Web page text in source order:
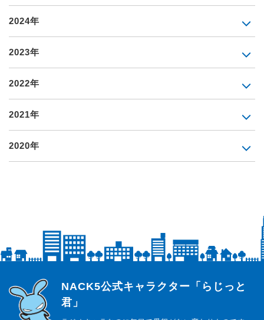
2024年
2023年
2022年
2021年
2020年
らじっと君
NACK5公式キャラクター「らじっと
君」